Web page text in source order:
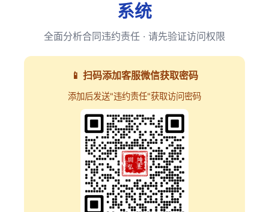
系统
全面分析合同违约责任 · 请先验证访问权限
📱 扫码添加客服微信获取密码
添加后发送"违约责任"获取访问密码